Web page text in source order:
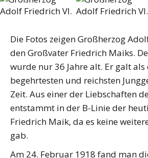
Die Fotos zeigen Großherzog
den Großvater Friedrich Maiks.
wurde nur 36 Jahre alt. Er galt als
begehrtesten und reichsten
Zeit. Aus einer der Liebschaften
entstammt in der B-Linie der
Friedrich Maik, da es keine
gab.
Am 24. Februar 1918 fand man